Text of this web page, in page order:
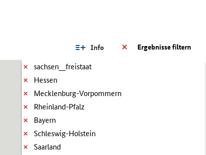
Ergebnisse filtern
Info
sachsen__freistaat
Hessen
Mecklenburg-Vorpommern
Rheinland-Pfalz
Bayern
Schleswig-Holstein
Saarland